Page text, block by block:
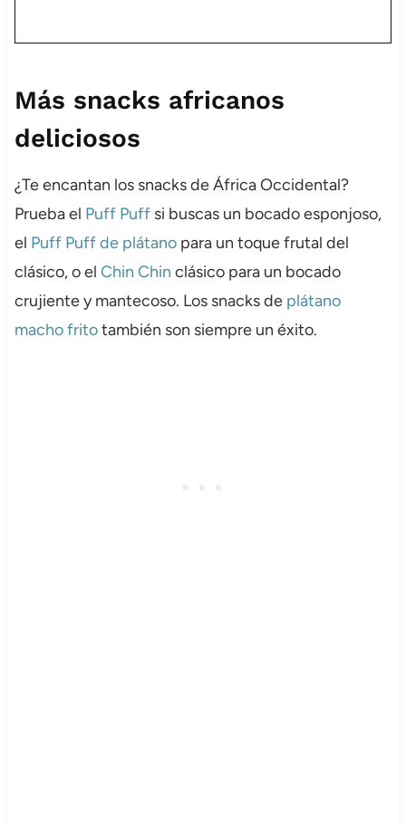
Más snacks africanos
deliciosos
¿Te encantan los snacks de África Occidental?
Prueba el Puff Puffsi buscas un bocado esponjoso,
el Puff Puff de plátanopara un toque frutal del
clásico, o el Chin Chin clásico para un bocado
crujiente y mantecoso. Los snacks de plátano
macho fritotambién son siempre un éxito.